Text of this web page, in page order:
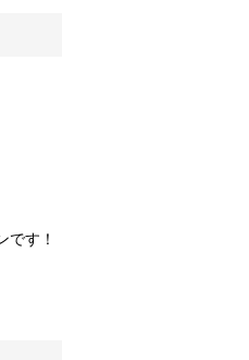
です！